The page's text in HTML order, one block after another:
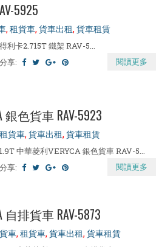
5925
, 租貨車, 貨車出租, 貨車租賃
得利卡2.715T 鐵架 RAV-5...
分享:
閱讀更多
銀色貨車 RAV-5923
租貨車, 貨車出租, 貨車租賃
1.9T 中華菱利VERYCA 銀色貨車 RAV-5...
分享:
閱讀更多
自排貨車 RAV-5873
車, 租貨車, 貨車出租, 貨車租賃